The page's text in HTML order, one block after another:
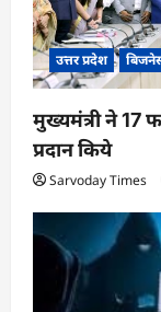
o
n उत्तर प्रदेश
मुख्यमंत्री ने 17
प्रदान किये
Sarvoday Times